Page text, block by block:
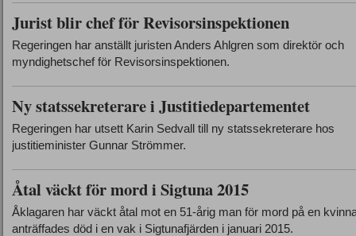
Jurist blir chef för Revisorsinspektionen
Regeringen har anställt juristen Anders Ahlgren som direktör och
myndighetschef för Revisorsinspektionen.
Ny statssekreterare i Justitiedepartementet
Regeringen har utsett Karin Sedvall till ny statssekreterare hos
justitieminister Gunnar Strömmer.
Åtal väckt för mord i Sigtuna 2015
Åklagaren har väckt åtal mot en 51-årig man för mord på en
anträffades död i en vak i Sigtunafjärden i januari 2015.